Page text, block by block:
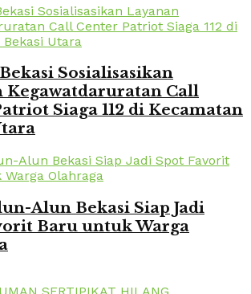
Sosialisasikan
Kegawatdaruratan Call
Siaga 112 di Kecamatan
Alun Bekasi Siap Jadi
Baru untuk Warga